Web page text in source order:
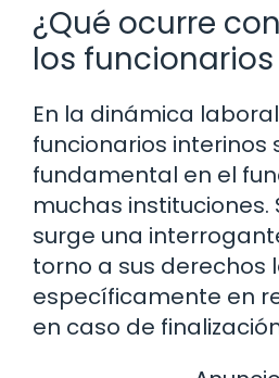
¿Qué ocurre
los
En la dinámica
funcionarios interinos
fundamental en el
muchas instituciones.
surge una
torno a sus derechos
específicamente en
en caso de